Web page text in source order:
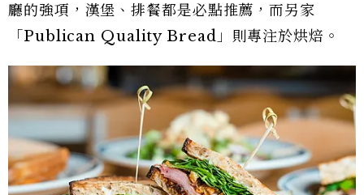
廳的強項，漢堡、排餐都是必點推薦，而另家
「Publican Quality Bread」則專注於烘焙。